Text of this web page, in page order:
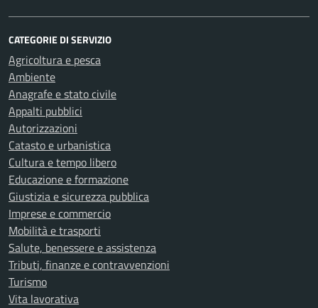
CATEGORIE DI SERVIZIO
Agricoltura e pesca
Ambiente
Anagrafe e stato civile
Appalti pubblici
Autorizzazioni
Catasto e urbanistica
Cultura e tempo libero
Educazione e formazione
Giustizia e sicurezza pubblica
Imprese e commercio
Mobilità e trasporti
Salute, benessere e assistenza
Tributi, finanze e contravvenzioni
Turismo
Vita lavorativa